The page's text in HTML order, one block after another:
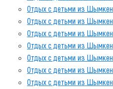
Отдых с детьми из
Отдых с детьми из
Отдых с детьми из
Отдых с детьми из
Отдых с детьми из
Отдых с детьми из
Отдых с детьми из